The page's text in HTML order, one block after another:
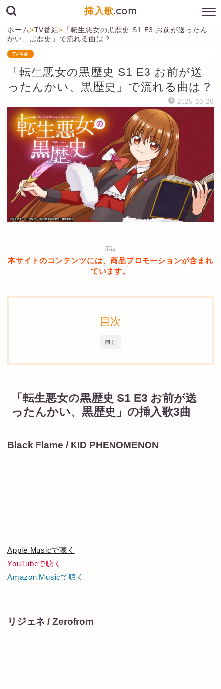
挿入歌.com
ホーム>TV番組> 「転生悪女の黒歴史 S1 E3 お前が送ったん
かい、黒歴史」で流れる曲は？
TV番組
「転生悪女の黒歴史 S1 E3 お前が送
ったんかい、黒歴史」で流れる曲は？
2025-10-26
広告
本サイトのコンテンツには、商品プロモーションが含まれ
ています。
開く
目次
「転生悪女の黒歴史 S1 E3 お前が送
ったんかい、黒歴史」の挿入歌3曲
Black Flame / KID PHENOMENON
Apple Musicで聴く
YouTubeで聴く
Amazon Musicで聴く
リジェネ / Zerofrom